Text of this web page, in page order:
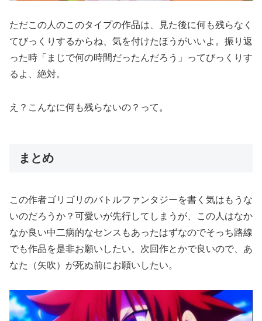
ただこの人のこのタイプの作品は、見た後に何も残らなく
てびっくりするからね、気を付けたほうがいいよ。振り返
った時「まじで何の時間だったんだろう」ってびっくりす
るよ、絶対。
え？こんなに何も残らないの？って。
まとめ
この作者ゴリゴリのバトルファンタジーを書く気はもうな
いのだろうか？可愛いが先行してしまうが、この人はなか
なか良い中二病的なセンスもあったはずなのでそっち路線
でも作品を是非お願いしたい。次回作とかで良いので、あ
なた（矢吹）が死ぬ前にお願いしたい。